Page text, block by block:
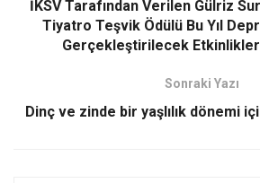
o
o
n
İKSV Tarafından Verilen Gülriz
Tiyatro Teşvik Ödülü Bu Yıl
Gerçekleştirilecek
Sonraki Yazı
Dinç ve zinde bir yaşlılık dönemi